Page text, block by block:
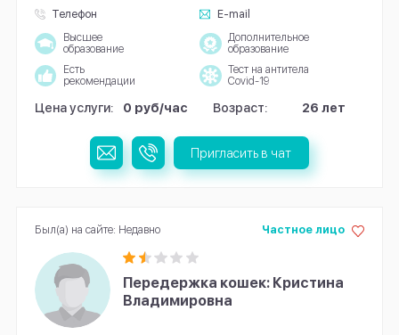
Телефон
E-mail
Высшее
образование
Дополнительное
образование
Есть
рекомендации
Тест на антитела
Covid-19
Цена услуги: 0 руб/час Возраст: 26 лет
Пригласить в чат
Передержка кошек: Кристина
Владимировна
Частное лицо
Был(а) на сайте: Недавно